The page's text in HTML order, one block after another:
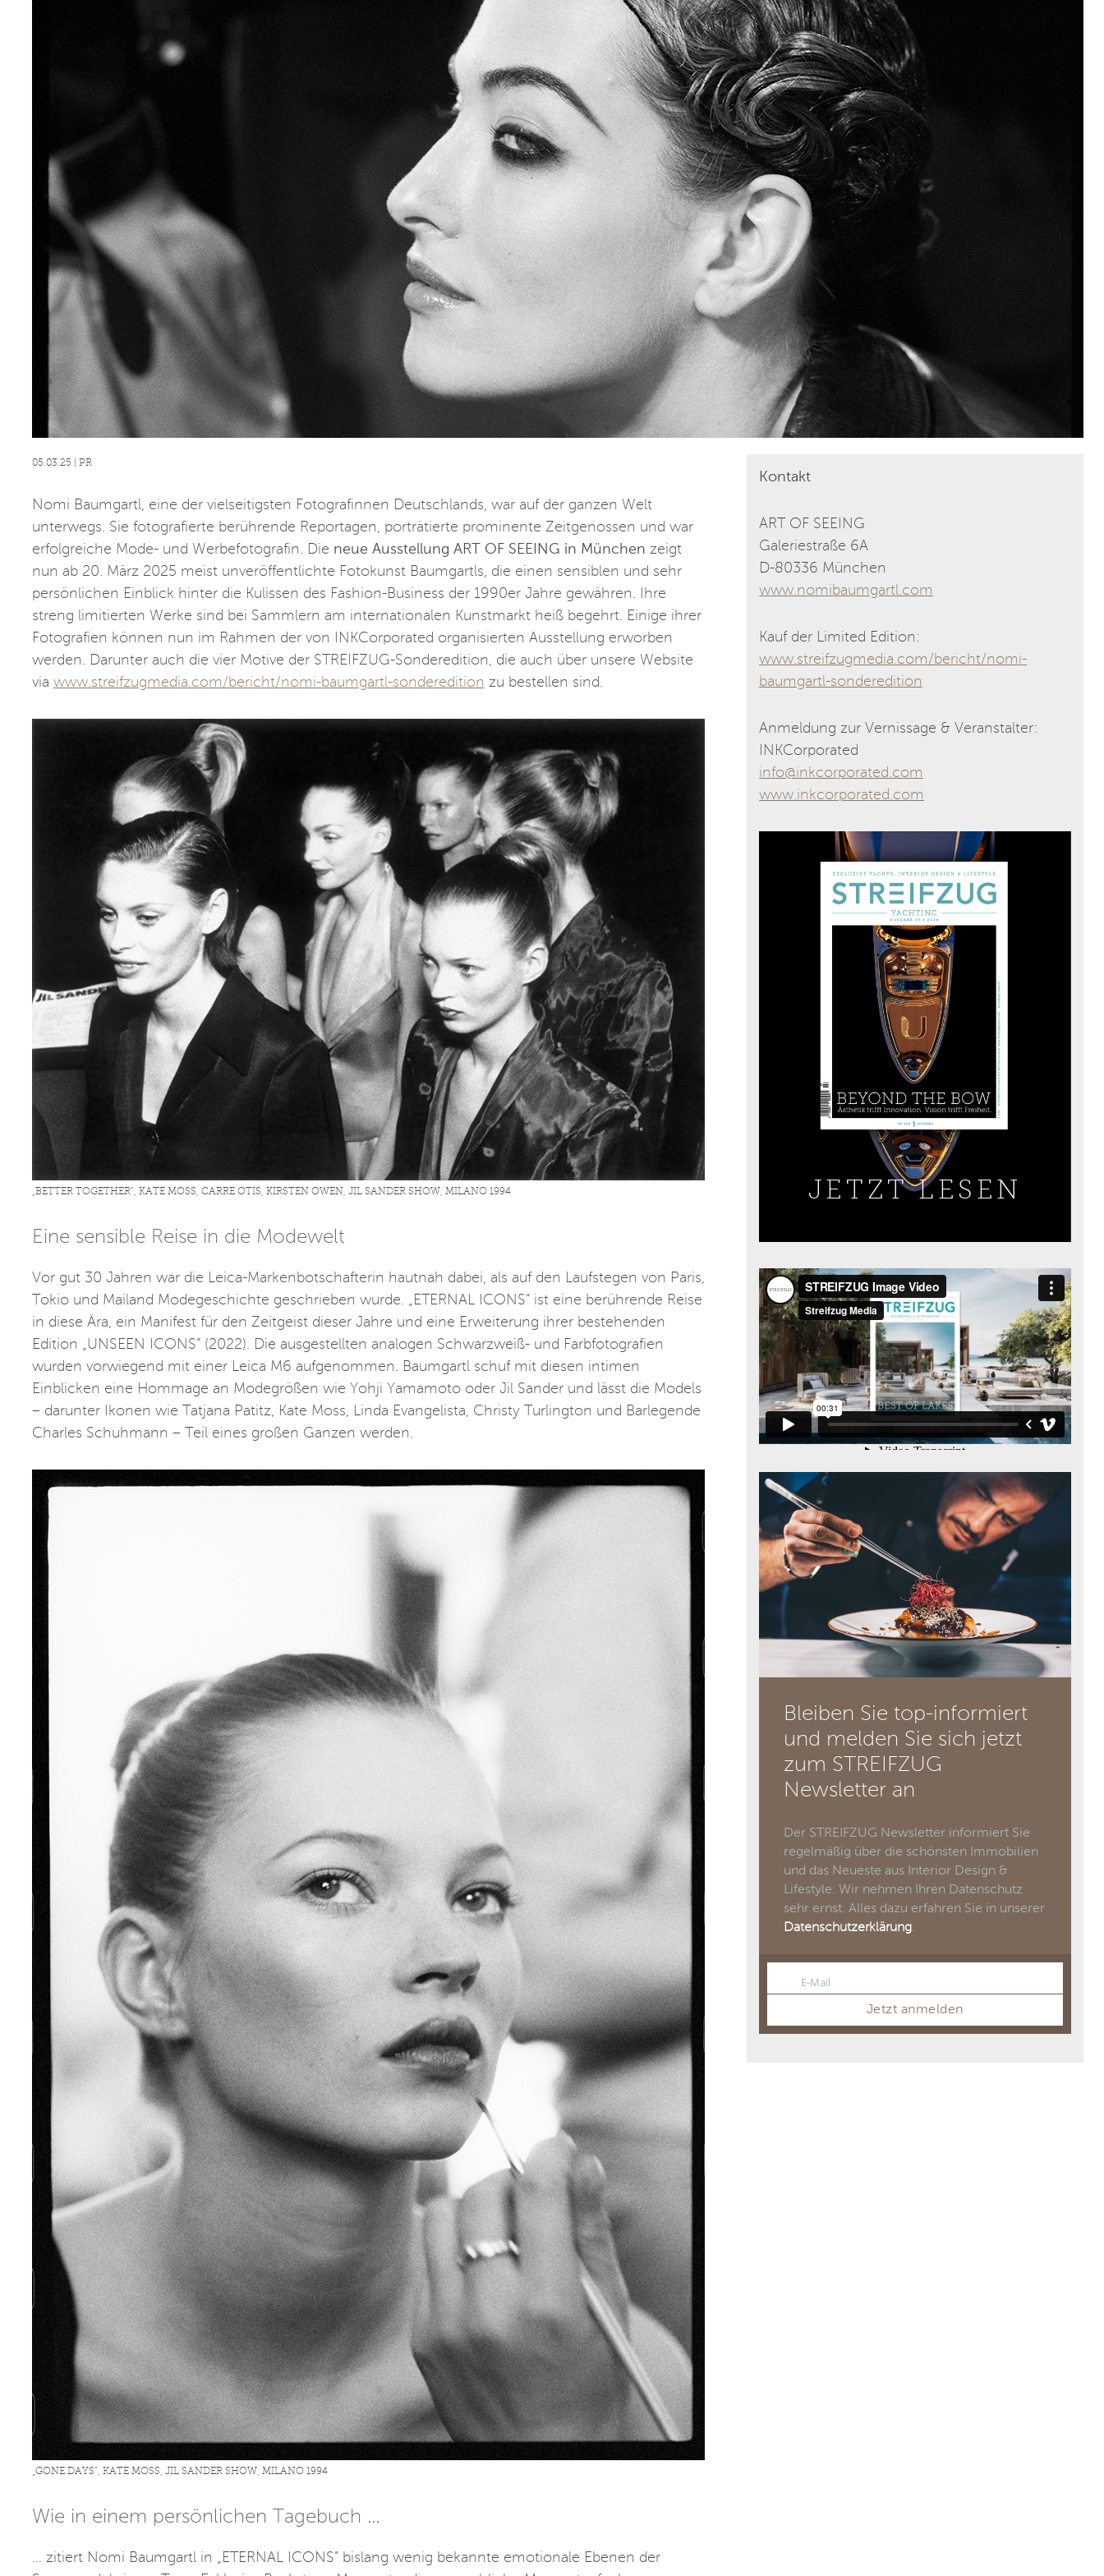
05.03.25 | PR
Nomi Baumgartl, eine der vielseitigsten Fotografinnen Deutschlands, war auf der ganzen Welt
unterwegs. Sie fotografierte berührende Reportagen, porträtierte prominente Zeitgenossen und war
erfolgreiche Mode- und Werbefotografin. Die neue Ausstellung ART OF SEEING in München zeigt
nun ab 20. März 2025 meist unveröffentlichte Fotokunst Baumgartls, die einen sensiblen und sehr
persönlichen Einblick hinter die Kulissen des Fashion-Business der 1990er Jahre gewähren. Ihre
streng limitierten Werke sind bei Sammlern am internationalen Kunstmarkt heiß begehrt. Einige ihrer
Fotografien können nun im Rahmen der von INKCorporated organisierten Ausstellung erworben
werden. Darunter auch die vier Motive der STREIFZUG-Sonderedition, die auch über unsere Website
via www.streifzugmedia.com/bericht/nomi-baumgartl-sonderedition zu bestellen sind.
„BETTER TOGETHER“, KATE MOSS, CARRE OTIS, KIRSTEN OWEN, JIL SANDER SHOW, MILANO 1994
Eine sensible Reise in die Modewelt
Vor gut 30 Jahren war die Leica-Markenbotschafterin hautnah dabei, als auf den Laufstegen von Paris,
Tokio und Mailand Modegeschichte geschrieben wurde. „ETERNAL ICONS“ ist eine berührende Reise
in diese Ära, ein Manifest für den Zeitgeist dieser Jahre und eine Erweiterung ihrer bestehenden
Edition „UNSEEN ICONS“ (2022). Die ausgestellten analogen Schwarzweiß- und Farbfotografien
wurden vorwiegend mit einer Leica M6 aufgenommen. Baumgartl schuf mit diesen intimen
Einblicken eine Hommage an Modegrößen wie Yohji Yamamoto oder Jil Sander und lässt die Models
– darunter Ikonen wie Tatjana Patitz, Kate Moss, Linda Evangelista, Christy Turlington und Barlegende
Charles Schuhmann – Teil eines großen Ganzen werden.
„GONE DAYS“, KATE MOSS, JIL SANDER SHOW, MILANO 1994
Wie in einem persönlichen Tagebuch …
… zitiert Nomi Baumgartl in „ETERNAL ICONS“ bislang wenig bekannte emotionale Ebenen der
Kontakt
ART OF SEEING
Galeriestraße 6A
D-80336 München
www.nomibaumgartl.com
Kauf der Limited Edition:
www.streifzugmedia.com/bericht/nomi-
baumgartl-sonderedition
Anmeldung zur Vernissage & Veranstalter:
INKCorporated
info@inkcorporated.com
www.inkcorporated.com
JETZT LESEN
Bleiben Sie top-informiert
und melden Sie sich jetzt
zum STREIFZUG
Newsletter an
Der STREIFZUG Newsletter informiert Sie
regelmäßig über die schönsten Immobilien
und das Neueste aus Interior Design &
Lifestyle. Wir nehmen Ihren Datenschutz
sehr ernst. Alles dazu erfahren Sie in unserer
Datenschutzerklärung.
EmailE-Mail
Jetzt anmelden